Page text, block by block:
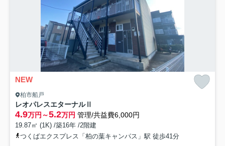
NEW
柏市船戸
レオパレスエターナルⅡ
4.9万円～5.2万円 管理/共益費6,000円
19.87㎡ (1K) /築16年 /2階建
つくばエクスプレス「柏の葉キャンパス」駅 徒歩41分